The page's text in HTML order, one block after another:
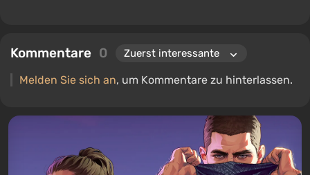
Kommentare 0
Melden Sie sich an, um Kommentare zu hinterlassen.